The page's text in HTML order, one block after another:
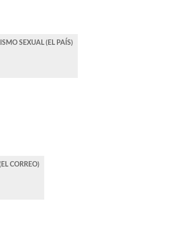
SEXUAL (EL PAÍS)
CORREO)